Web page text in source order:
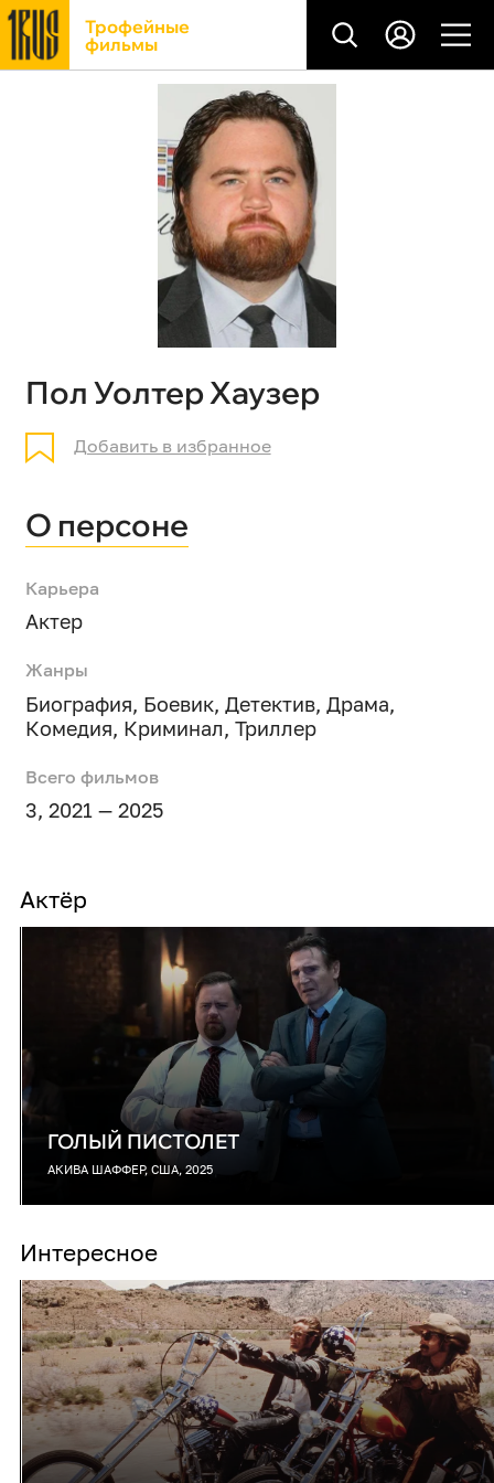
Трофейные
фильмы
Пол Уолтер Хаузер
Добавить в избранное
О персоне
Карьера
Актер
Жанры
Биография, Боевик, Детектив, Драма,
Комедия, Криминал, Триллер
Всего фильмов
3, 2021 — 2025
Актёр
ГОЛЫЙ ПИСТОЛЕТ
АКИВА ШАФФЕР, США, 2025
Интересное